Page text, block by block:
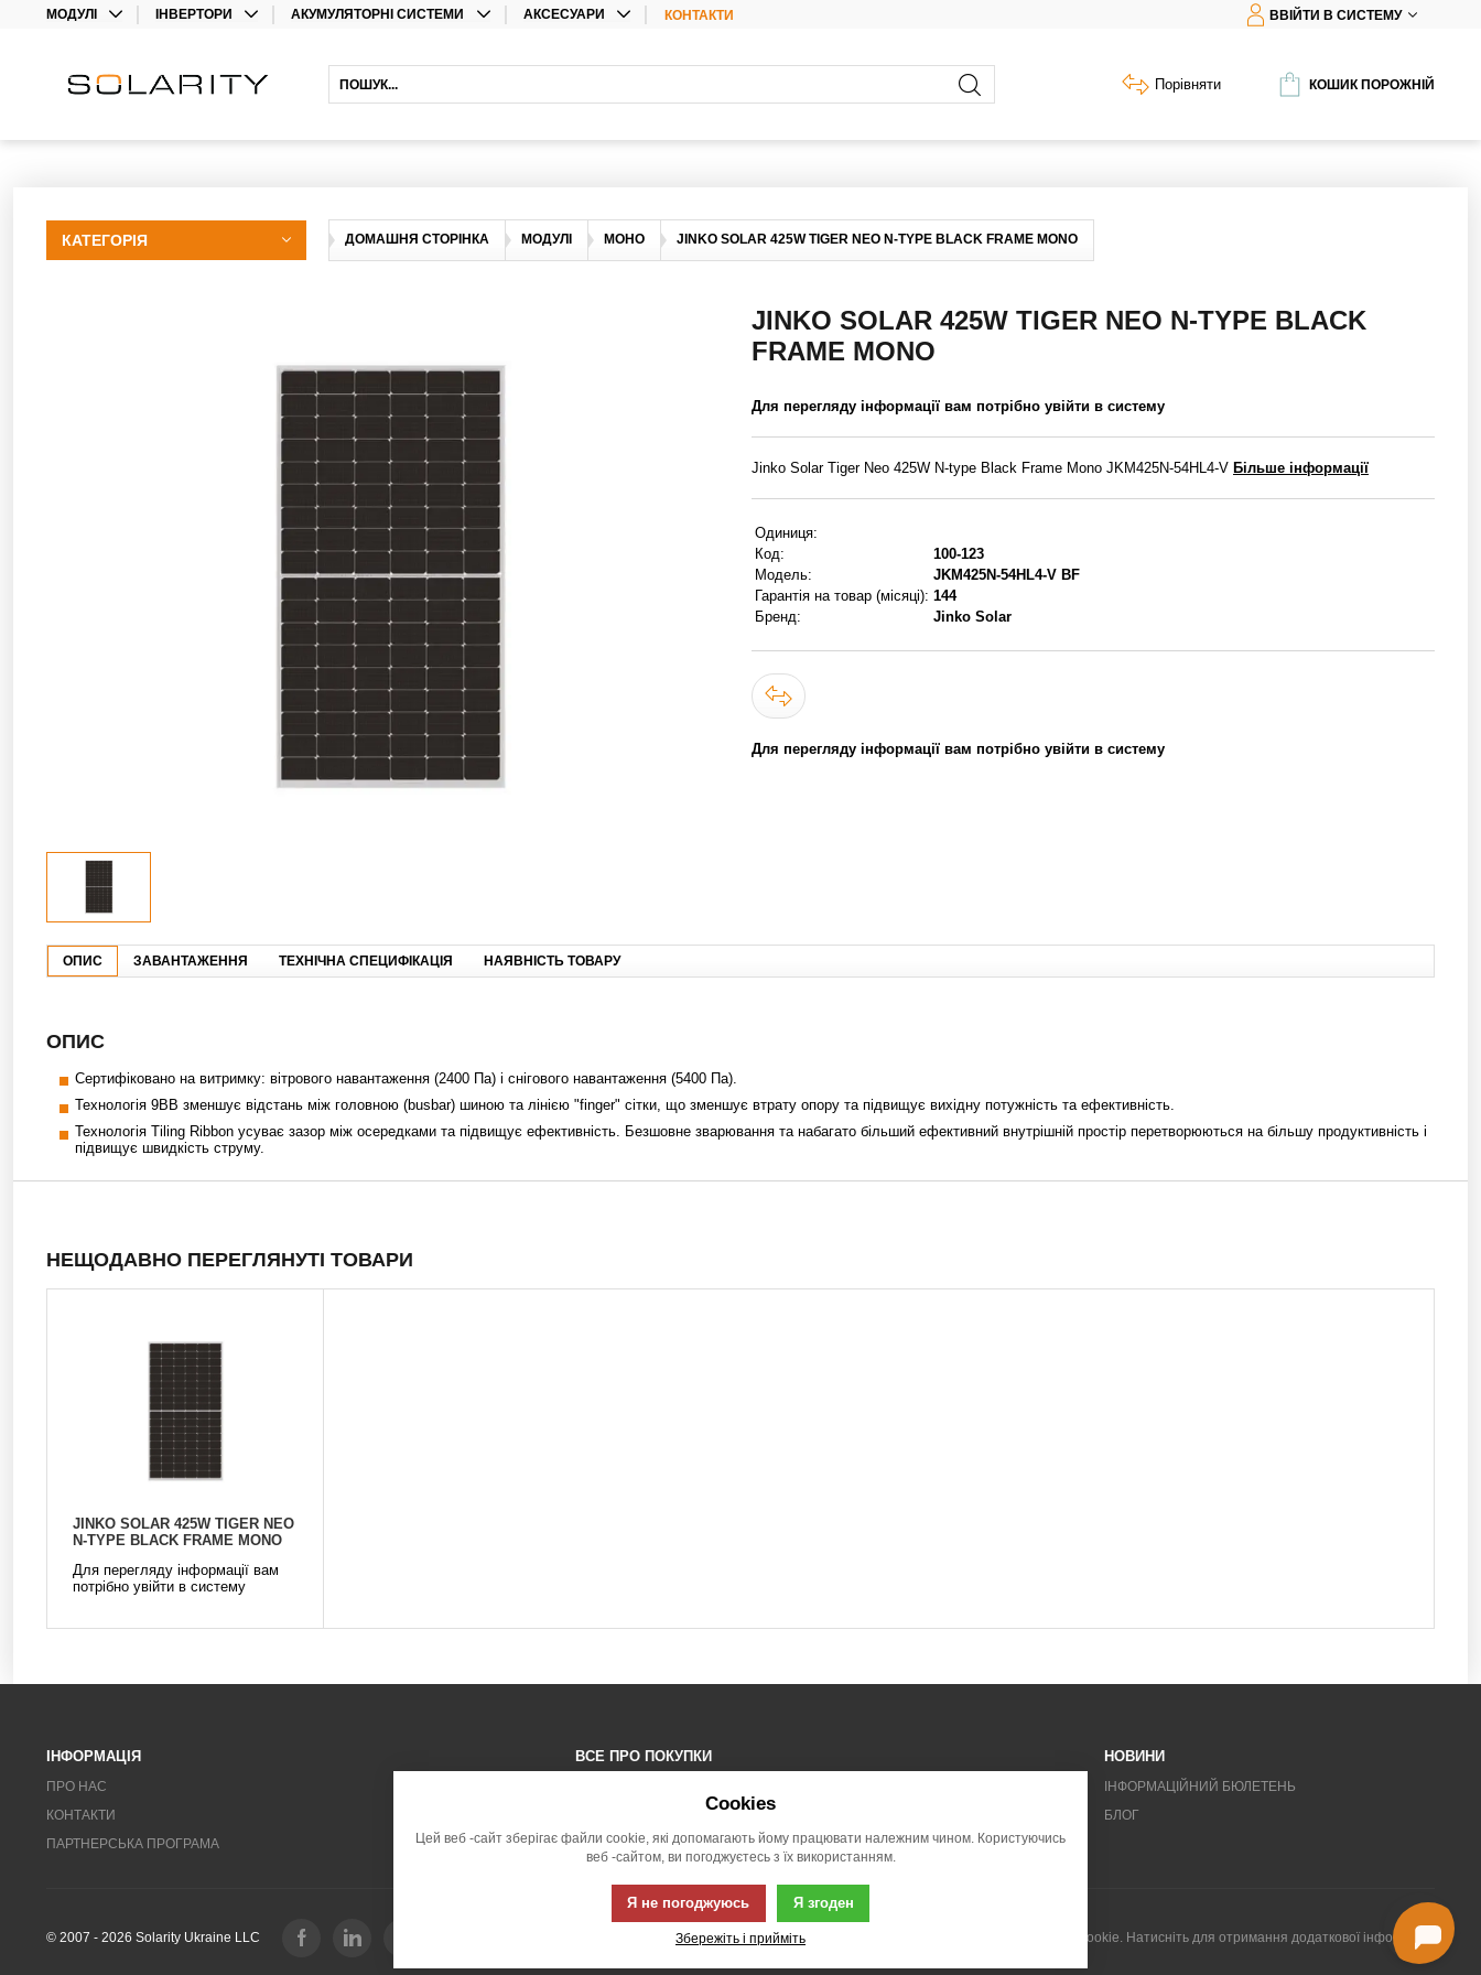
МОДУЛІ
ДВОСТОРОННІ
ІНВЕРТОРИ
ОПТИМІЗАТОРИ
АКУМУЛЯТОРНІ СИСТЕМИ
СВИНЦЕВІ АКУМУЛЯТОРИ
АКСЕСУАРИ
АКУМУЛЯТОРНИХ БАТАРЕЙ
КОНЕКТОРИ
КОНТАКТИ ВВІЙТИ В СИСТЕМУ
Порівняти КОШИК ПОРОЖНІЙ
ДОМАШНЯ СТОРІНКА МОДУЛІ МОНО JINKO SOLAR 425W TIGER NEO N-TYPE BLACK FRAME MONO
КАТЕГОРІЯ
JINKO SOLAR 425W TIGER NEO N-TYPE BLACK
FRAME MONO
Для перегляду інформації вам потрібно увійти в систему
Jinko Solar Tiger Neo 425W N-type Black Frame Mono JKM425N-54HL4-V Більше інформації
Одиниця:
Код:
100-123
Модель:
JKM425N-54HL4-V BF
Гарантія на товар (місяці): 144
Бренд:
Jinko Solar
Для перегляду інформації вам потрібно увійти в систему
ОПИС ЗАВАНТАЖЕННЯ ТЕХНІЧНА СПЕЦИФІКАЦІЯ НАЯВНІСТЬ ТОВАРУ
ОПИС
Сертифіковано на витримку: вітрового навантаження (2400 Па) і снігового навантаження (5400 Па).
Технологія 9BB зменшує відстань між головною (busbar) шиною та лінією "finger" сітки, що зменшує втрату опору та підвищує вихідну потужність та ефективність.
Технологія Tiling Ribbon усуває зазор між осередками та підвищує ефективність. Безшовне зварювання та набагато більший ефективний внутрішній простір перетворюються на більшу продуктивність і
підвищує швидкість струму.
НЕЩОДАВНО ПЕРЕГЛЯНУТІ ТОВАРИ
JINKO SOLAR 425W TIGER NEO
N-TYPE BLACK FRAME MONO
Для перегляду інформації вам
потрібно увійти в систему
ІНФОРМАЦІЯ
ПРО НАС
КОНТАКТИ
ПАРТНЕРСЬКА ПРОГРАМА
ВСЕ ПРО ПОКУПКИ
РЕКЛАМАЦІЇ
НОВИНИ
ІНФОРМАЦІЙНИЙ БЮЛЕТЕНЬ
БЛОГ
© 2007 - 2026 Solarity Ukraine LLC Ця сторінка використовує файли cookie. Натисніть для отримання додаткової інформації.
Cookies
Цей веб -сайт зберігає файли cookie, які допомагають йому працювати належним чином. Користуючись
веб -сайтом, ви погоджуєтесь з їх використанням.
Я не погоджуюсь Я згоден
Збережіть і прийміть